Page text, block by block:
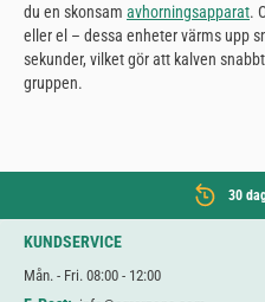
du en skonsam avhorningsapparat.
eller el – dessa enheter värms upp
sekunder, vilket gör att kalven
gruppen.
30
KUNDSERVICE
Mån. - Fri. 08:00 - 12:00